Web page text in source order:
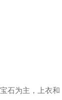
石为主，上衣和